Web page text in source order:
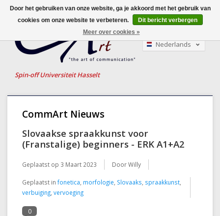
Spin-off Universiteit Hasselt
Nederlands
CommArt Nieuws
Slovaakse spraakkunst voor
(Franstalige) beginners - ERK A1+A2
Geplaatst op 3 Maart 2023 Door Willy
Geplaatst in fonetica, morfologie, Slovaaks, spraakkunst,
verbuiging, vervoeging
0
Door het gebruiken van onze website, ga je akkoord met het gebruik van
cookies om onze website te verbeteren.
Dit bericht verbergen
Meer over cookies »